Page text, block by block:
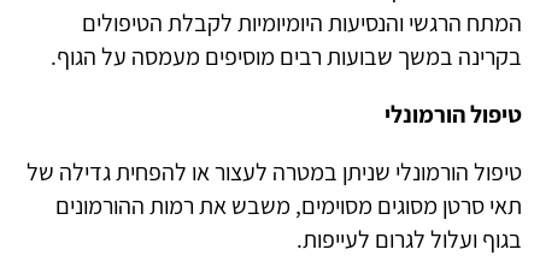
המתח הרגשי והנסיעות היומיומיות לקבלת הטיפולים
בקרינה במשך שבועות רבים מוסיפים מעמסה על הגוף.
טיפול הורמונלי
טיפול הורמונלי שניתן במטרה לעצור או להפחית גדילה של
תאי סרטן מסוגים מסוימים, משבש את רמות ההורמונים
בגוף ועלול לגרום לעייפות.